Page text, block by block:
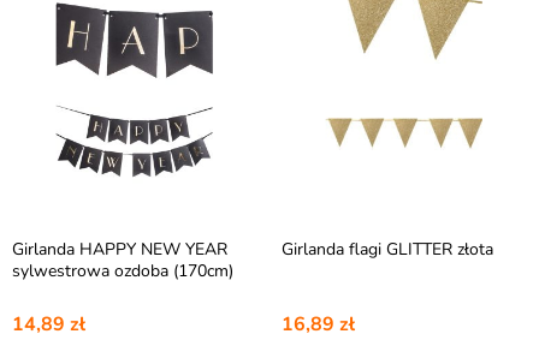
Girlanda HAPPY NEW YEAR
sylwestrowa ozdoba (170cm)
14,89 zł
Girlanda flagi GLITTER złota
16,89 zł